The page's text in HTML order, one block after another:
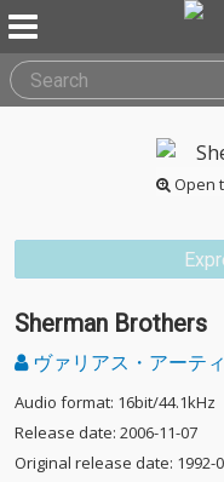
Open
Sherman Brothers
ヴァリアス・アーテ
Audio format: 16bit/44.1kHz
Release date: 2006-11-07
Original release date: 1992-